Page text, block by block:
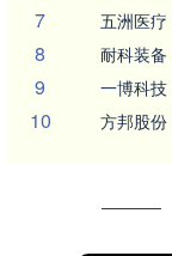
7 五洲医疗
8 耐科装备
9 一博科技
10 方邦股份